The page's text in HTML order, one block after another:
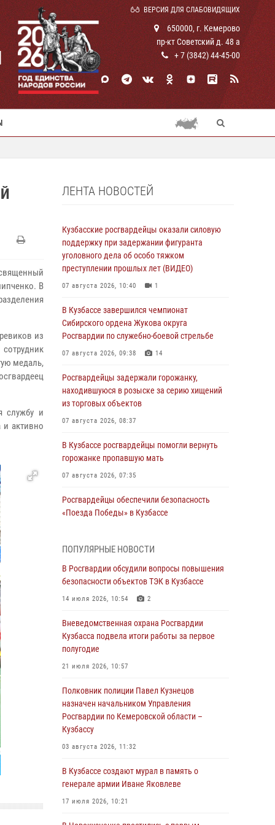
ВЕРСИЯ ДЛЯ СЛАБОВИДЯЩИХ
650000, г. Кемерово
пр-кт Советский д. 48 а
+ 7 (3842) 44-45-00
В
из
медаль,
службу и
и активно
ЛЕНТА НОВОСТЕЙ
Кузбасские росгвардейцы оказали силовую
поддержку при задержании фигуранта
уголовного дела об особо тяжком
преступлении прошлых лет (ВИДЕО)
07 августа 2026, 10:40 1
В Кузбассе завершился чемпионат
Сибирского ордена Жукова округа
Росгвардии по служебно-боевой стрельбе
07 августа 2026, 09:38 14
Росгвардейцы задержали горожанку,
находившуюся в розыске за серию хищений
из торговых объектов
07 августа 2026, 08:37
В Кузбассе росгвардейцы помогли вернуть
горожанке пропавшую мать
07 августа 2026, 07:35
Росгвардейцы обеспечили безопасность
«Поезда Победы» в Кузбассе
Генерал-полковник Олег Плохой поздравил
специалистов организационно-штатных
подразделений Росгвардии с
профессиональным праздником
С 1 сентября 2026 года вступает в силу новый
федеральный закон о частной охранной
Росгвардейцы задержали предполагаемого
виновника причинения ножевого ранения
кемеровчанину
06 августа 2026, 09:18
Росгвардейцы задержали мужчину,
повредившего имущество горожанки
06 августа 2026, 08:17
ПОПУЛЯРНЫЕ НОВОСТИ
В Росгвардии обсудили вопросы повышения
безопасности объектов ТЭК в Кузбассе
14 июля 2026, 10:54 2
Вневедомственная охрана Росгвардии
Кузбасса подвела итоги работы за первое
полугодие
21 июля 2026, 10:57
Полковник полиции Павел Кузнецов
назначен начальником Управления
Росгвардии по Кемеровской области –
Кузбассу
03 августа 2026, 11:32
В Кузбассе создают мурал в память о
генерале армии Иване Яковлеве
17 июля 2026, 10:21